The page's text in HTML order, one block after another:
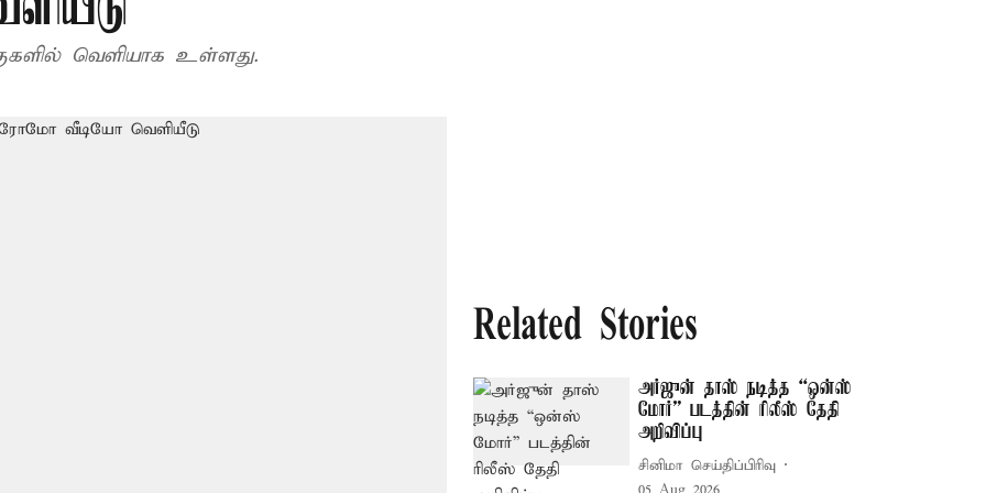
வெளியாக உள்ளது.
Related Stories
அர்ஜுன் தாஸ் நடித்த “ஒன்ஸ்
மோர்” படத்தின் ரிலீஸ் தேதி
அறிவிப்பு
சினிமா செய்திப்பிரிவு